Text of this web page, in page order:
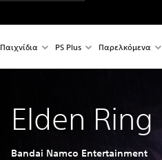
Παιχνίδια PS Plus Παρελκόμενα
Elden
Bandai Namco Entertainment